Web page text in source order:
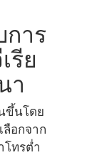
าร
รีย
า
ขึ้นโดย
ลือกจาก
โทรต่ำ